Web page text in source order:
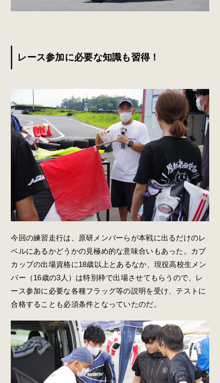
レース参加に必要な知識も習得！
今回の練習走行は、原研メンバーらが本戦に出るだけのレ
ベルにあるかどうかの見極め的な意味合いもあった。カブ
カップの出場資格に18歳以上とあるなか、現役高校生メン
バー（16歳の3人）は特別枠で出場させてもらうので、レ
ース参加に必要な各種フラッグ等の説明を受け、テストに
合格することも必須条件となっていたのだ。